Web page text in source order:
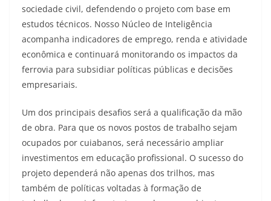
sociedade civil, defendendo o projeto com base em
estudos técnicos. Nosso Núcleo de Inteligência
acompanha indicadores de emprego, renda e atividade
econômica e continuará monitorando os impactos da
ferrovia para subsidiar políticas públicas e decisões
empresariais.
Um dos principais desafios será a qualificação da mão
de obra. Para que os novos postos de trabalho sejam
ocupados por cuiabanos, será necessário ampliar
investimentos em educação profissional. O sucesso do
projeto dependerá não apenas dos trilhos, mas
também de políticas voltadas à formação de